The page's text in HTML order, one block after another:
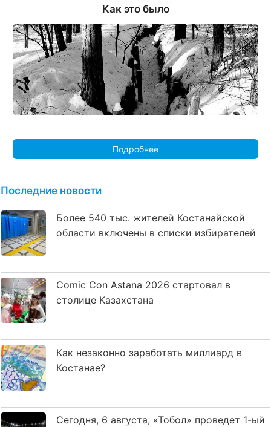
Как это было
Подробнее
Последние новости
Более 540 тыс. жителей Костанайской
области включены в списки избирателей
Comic Con Astana 2026 стартовал в
столице Казахстана
Как незаконно заработать миллиард в
Костанае?
Сегодня, 6 августа, «Тобол» проведет 1-ый